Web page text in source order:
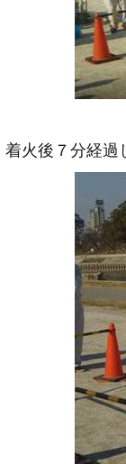
着火後７分経過